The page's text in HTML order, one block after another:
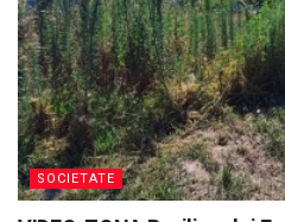
SOCIETATE